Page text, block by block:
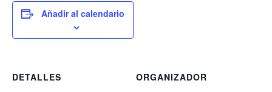
Añadir al calendario
DETALLES
ORGANIZADOR